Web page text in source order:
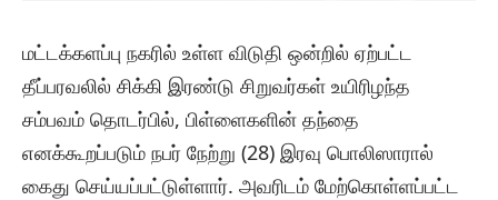
மட்டக்களப்பு நகரில் உள்ள விடுதி ஒன்றில் ஏற்பட்ட
தீப்பரவலில் சிக்கி இரண்டு சிறுவர்கள் உயிரிழந்த
சம்பவம் தொடர்பில், பிள்ளைகளின் தந்தை
எனக்கூறப்படும் நபர் நேற்று (28) இரவு பொலிஸாரால்
கைது செய்யப்பட்டுள்ளார். அவரிடம் மேற்கொள்ளப்பட்ட